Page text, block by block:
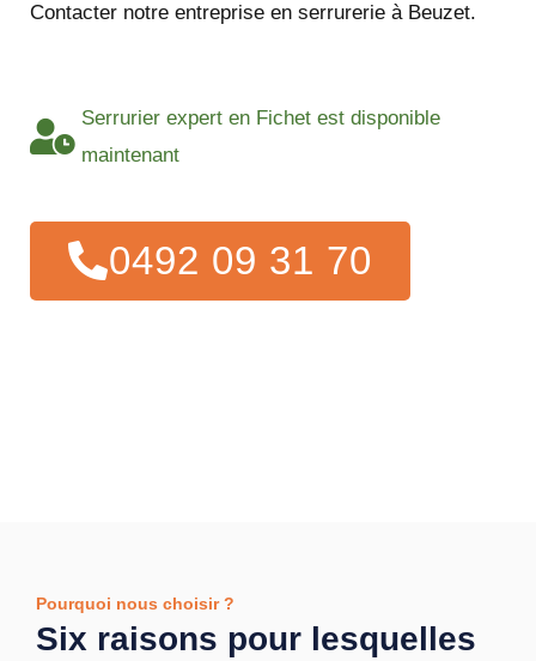
Contacter notre entreprise en serrurerie à Beuzet.
Serrurier expert en Fichet est disponible
maintenant
0492 09 31 70
Pourquoi nous choisir ?
Six raisons pour lesquelles